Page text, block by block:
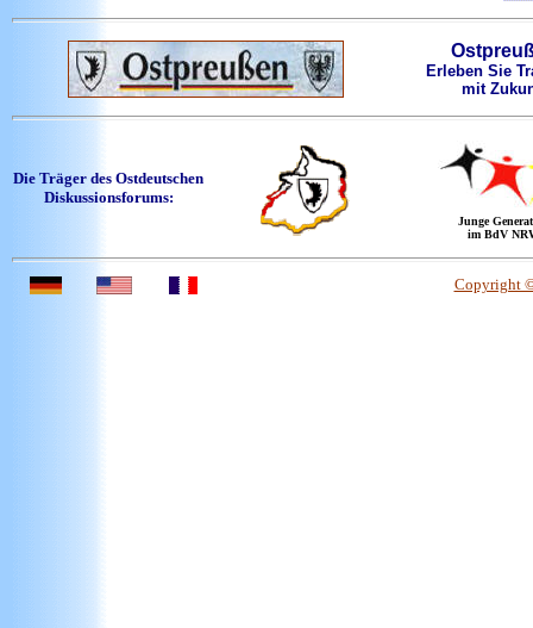
Erleben Sie
mit
Die Träger des Ostdeutschen
Diskussionsforums:
Junge
im BdV
Copyright